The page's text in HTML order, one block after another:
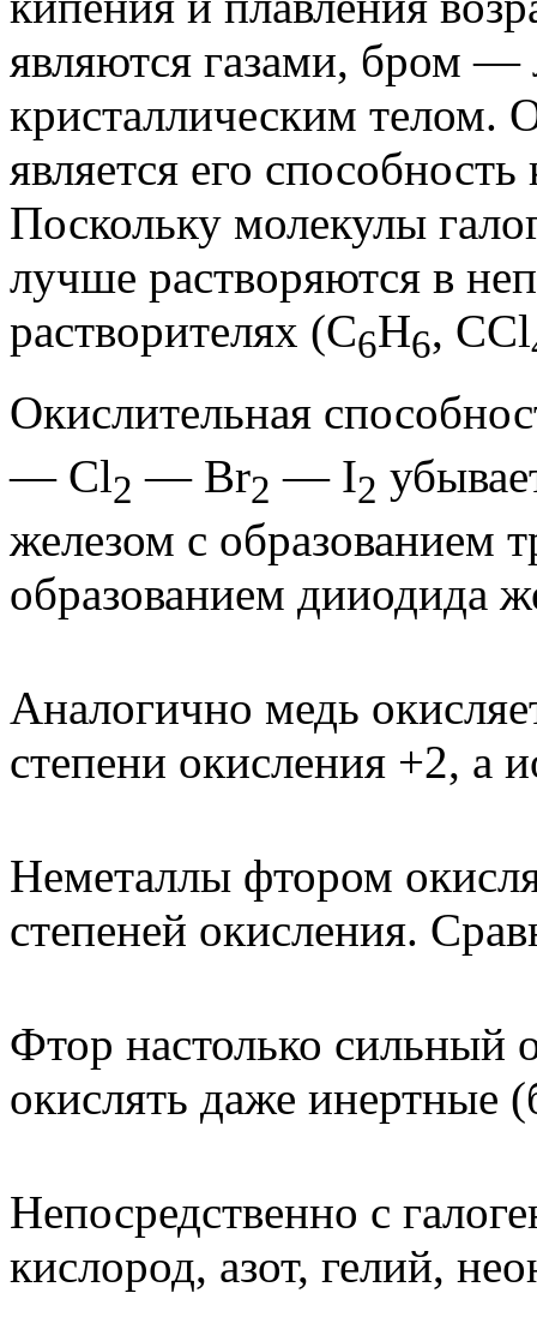
являются газами, бром
кристаллическим телом.
является его
Поскольку молекулы
лучше растворяются в
растворителях (С6Н6, ССl
Окислительная
— Сl2 — Вr2 — I2
железом с образованием
образованием дииодида
Аналогично медь
степени окисления +2, а
Неметаллы фтором
степеней окисления.
Фтор настолько сильный
окислять даже инертные
Непосредственно с
кислород, азот, гелий,